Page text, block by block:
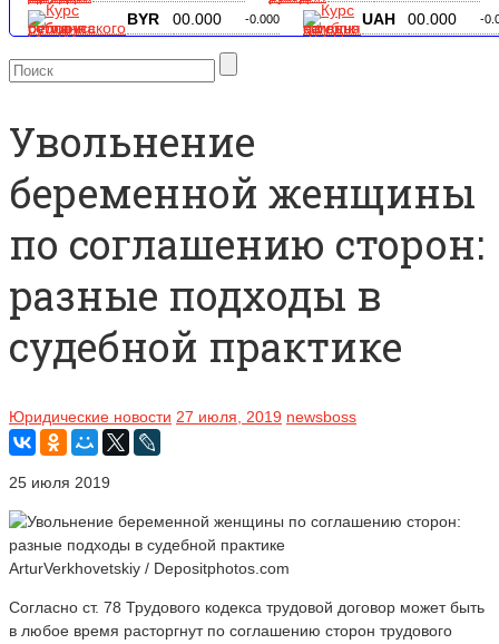
BYR 00.000 -0.000 UAH 00.000 -
Увольнение
беременной женщины
по соглашению сторон:
разные подходы в
судебной практике
Юридические новости 27 июля, 2019 newsboss
25 июля 2019
ArturVerkhovetskiy / Depositphotos.com
Согласно ст. 78 Трудового кодекса трудовой договор может быть
в любое время расторгнут по соглашению сторон трудового